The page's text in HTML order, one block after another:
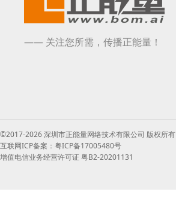
—— 关注您所需，传播正能量！
©2017-2026 深圳市正能量网络技术有限公司 版权所有
互联网ICP备案：粤ICP备17005480号
增值电信业务经营许可证 粤B2-20201131